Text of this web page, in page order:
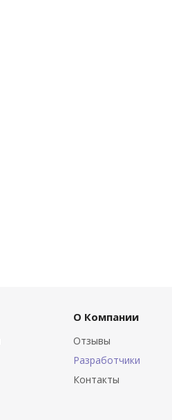
О Компании
Отзывы
Разработчики
Контакты